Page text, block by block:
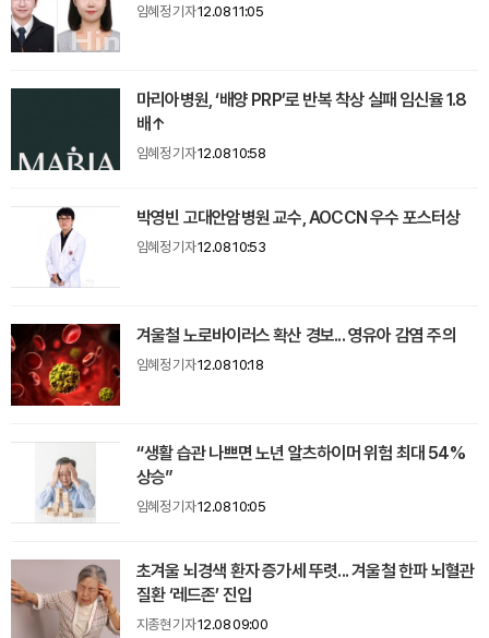
임혜정 기자12.08 11:05
마리아병원, ‘배양 PRP’로 반복 착상 실패 임신율 1.8
배↑
임혜정 기자12.08 10:58
박영빈 고대안암병원 교수, AOCCN 우수 포스터상
임혜정 기자12.08 10:53
겨울철 노로바이러스 확산 경보... 영유아 감염 주의
임혜정 기자12.08 10:18
“생활 습관 나쁘면 노년 알츠하이머 위험 최대 54%
상승”
임혜정 기자12.08 10:05
초겨울 뇌경색 환자 증가세 뚜렷... 겨울철 한파 뇌혈관
질환 ‘레드존’ 진입
지종현 기자12.08 09:00